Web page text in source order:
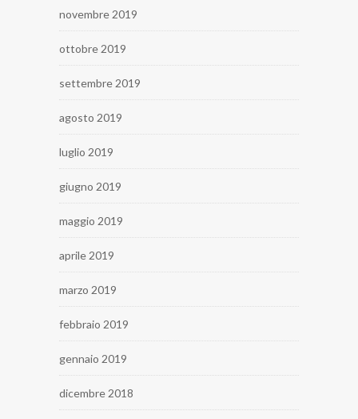
novembre 2019
ottobre 2019
settembre 2019
agosto 2019
luglio 2019
giugno 2019
maggio 2019
aprile 2019
marzo 2019
febbraio 2019
gennaio 2019
dicembre 2018